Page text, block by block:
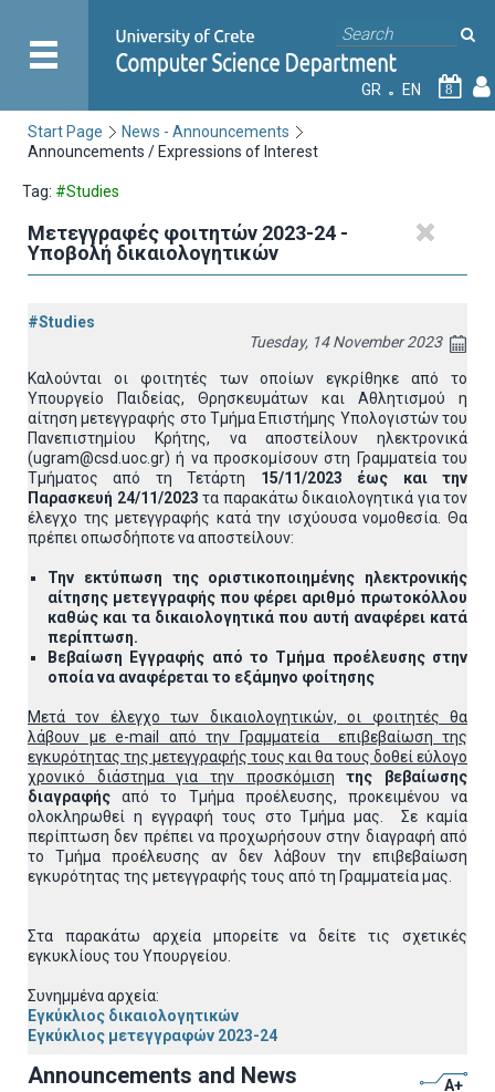
GR EN 8
Start Page
News - Announcements
Announcements / Expressions of Interest
Tag: #Studies
Μετεγγραφές φοιτητών 2023-24 -
Υποβολή δικαιολογητικών
#Studies
Tuesday, 14 November 2023
Καλούνται οι φοιτητές των οποίων εγκρίθηκε από το
Υπουργείο Παιδείας, Θρησκευμάτων και Αθλητισμού η
αίτηση μετεγγραφής στο Τμήμα Επιστήμης Υπολογιστών του
Πανεπιστημίου Κρήτης, να αποστείλουν ηλεκτρονικά
(ugram@csd.uoc.gr) ή να προσκομίσουν στη Γραμματεία του
Τμήματος από τη Τετάρτη 15/11/2023 έως και την
Παρασκευή 24/11/2023 τα παρακάτω δικαιολογητικά για τον
έλεγχο της μετεγγραφής κατά την ισχύουσα νομοθεσία. Θα
πρέπει οπωσδήποτε να αποστείλουν:
Την εκτύπωση της οριστικοποιημένης ηλεκτρονικής
αίτησης μετεγγραφής που φέρει αριθμό πρωτοκόλλου
καθώς και τα δικαιολογητικά που αυτή αναφέρει κατά
περίπτωση.
Βεβαίωση Εγγραφής από το Τμήμα προέλευσης στην
οποία να αναφέρεται το εξάμηνο φοίτησης
Μετά τον έλεγχο των δικαιολογητικών, οι φοιτητές θα
λάβουν με e-mail από την Γραμματεία επιβεβαίωση της
εγκυρότητας της μετεγγραφής τους και θα τους δοθεί εύλογο
χρονικό διάστημα για την προσκόμιση
της βεβαίωσης
διαγραφής από το Τμήμα προέλευσης, προκειμένου να
ολοκληρωθεί η εγγραφή τους στο Τμήμα μας. Σε καμία
περίπτωση δεν πρέπει να προχωρήσουν στην διαγραφή από
το Τμήμα προέλευσης αν δεν λάβουν την επιβεβαίωση
εγκυρότητας της μετεγγραφής τους από τη Γραμματεία μας.
Στα παρακάτω αρχεία μπορείτε να δείτε τις σχετικές
εγκυκλίους του Υπουργείου.
Συνημμένα αρχεία:
Εγκύκλιος δικαιολογητικών
Εγκύκλιος μετεγγραφών 2023-24
Announcements and News
A+